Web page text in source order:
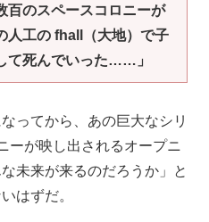
百のスペースコロニーが
人工の fhall（大地）で子
て死んでいった……」
ってから、あの巨大なシリ
ーが映し出されるオープニ
未来が来るのだろうか」と
はずだ。